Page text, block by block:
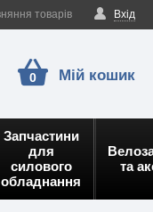
Вхід
товарів
0 Мій кошик
Запчастини
для
силового
обладнання
та